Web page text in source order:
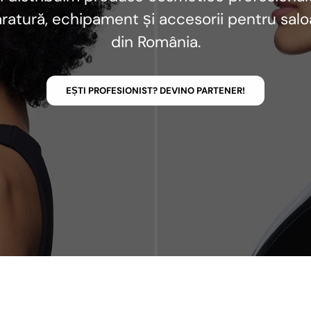
echipament și accesorii pentru
din România.
EȘTI PROFESIONIST? DEVINO PARTENER!